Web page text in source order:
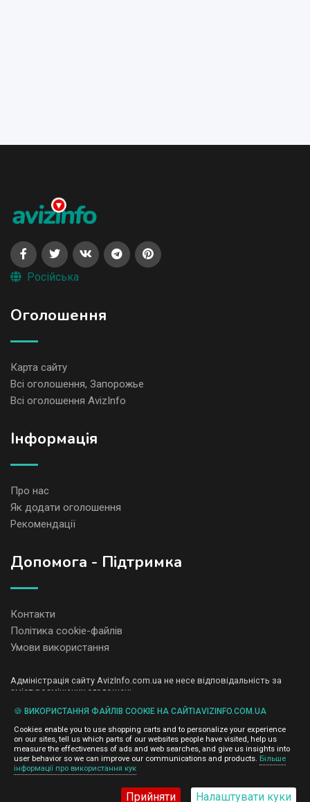
Російська
Оголошення
Карта сайту
Всі оголошення, Запорожье
Всі оголошення AvizInfo
Iнформація
Про нас
Як додати оголошення
Рекомендації
Допомога - Підтримка
Контакти
Політика cookie-файлів
Умови використання
Адміністрація сайту AvizInfo.com.ua не несе відповідальність за
зміст розміщених оголошень.
і не продаємо особисту інформацію зареєстрованих користувачів
AvizInfo.com.ua третім особам. Ми не відповідаємо за правила
конфіденційності сайтів на які посилається AvizInfo.com.ua. На
деяких сторінках нашого сайту представлена реклама Google
Adsense Advertising Network. Щоб дізнатися детальніше про
правила конфіденційності Google
🍪 ВИКОРИСТАННЯ ФАЙЛІВ COOKIE НА САЙТІAVIZINFO.COM.UA
Cookies enable you to use shopping carts and to personalize your experience
on our sites, tell us which parts of our websites people have visited, help us
measure the effectiveness of ads and web searches, and give us insights into
user behavior so we can improve our communications and products. Більше
інформації про використання кук
Прийняти Налаштувати куки